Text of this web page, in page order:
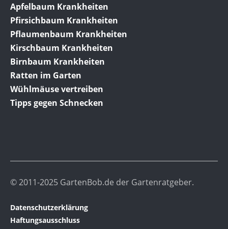
Apfelbaum Krankheiten
Pfirsichbaum Krankheiten
Pflaumenbaum Krankheiten
Kirschbaum Krankheiten
Birnbaum Krankheiten
Ratten im Garten
Wühlmäuse vertreiben
Tipps gegen Schnecken
© 2011-2025 GartenBob.de der Gartenratgeber.
Datenschutzerklärung
Haftungsausschluss